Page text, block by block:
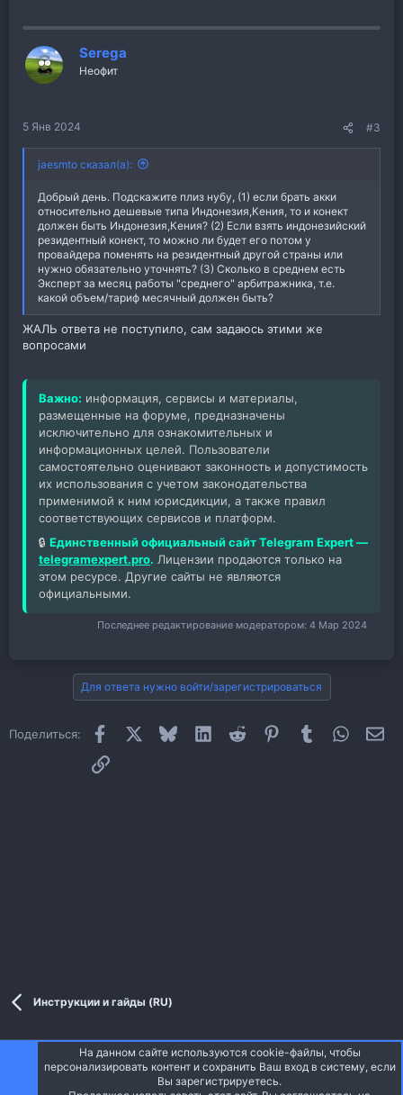
Serega
Неофит
5 Янв 2024 #3
jaesmto сказал(а):
Добрый день. Подскажите плиз нубу, (1) если брать акки
относительно дешевые типа Индонезия,Кения, то и конект
должен быть Индонезия,Кения? (2) Если взять индонезийский
резидентный конект, то можно ли будет его потом у
провайдера поменять на резидентный другой страны или
нужно обязательно уточнять? (3) Сколько в среднем есть
Эксперт за месяц работы "среднего" арбитражника, т.е.
какой объем/тариф месячный должен быть?
ЖАЛЬ ответа не поступило, сам задаюсь этими же
вопросами
Важно: информация, сервисы и материалы,
размещенные на форуме, предназначены
исключительно для ознакомительных и
информационных целей. Пользователи
самостоятельно оценивают законность и допустимость
их использования с учетом законодательства
применимой к ним юрисдикции, а также правил
соответствующих сервисов и платформ.
🔒 Единственный официальный сайт Telegram Expert —
telegramexpert.pro. Лицензии продаются только на
этом ресурсе. Другие сайты не являются
официальными.
Последнее редактирование модератором: 4 Мар 2024
Для ответа нужно войти/зарегистрироваться
Поделиться: Facebook Bluesky LinkedInReddit PinterestTumblr
Ссылка
Инструкции и гайды (RU)
Style and add-ons by ThemeHouse
Перевод от Jumuro ®
Запросы 17 Время 0.0473s Память 3.90MB
На данном сайте используются cookie-файлы, чтобы
персонализировать контент и сохранить Ваш вход в систему, если
Вы зарегистрируетесь.